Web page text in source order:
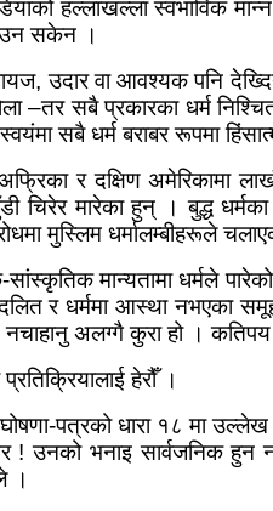
हल्लाखल्ला स्वभाविक
सकेन ।
,उदार वा आवश्यक पनि
–तर सबै प्रकारका धर्म
सबै धर्म बराबर रूपमा
र दक्षिण अमेरिकामा
चिरेर मारेका हुन् । बुद्ध
मुस्लिम धर्मालम्बीहरूले
सांस्कृतिक मान्यतामा धर्मले
र धर्ममा आस्था नभएका
नचाहानु अलग्गै कुरा हो । कतिपय
हेरौँ ।
पत्रको धारा १८ मा
! उनको भनाइ सार्वजनिक
।